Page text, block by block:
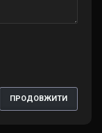
ПРОДОВЖИТИ